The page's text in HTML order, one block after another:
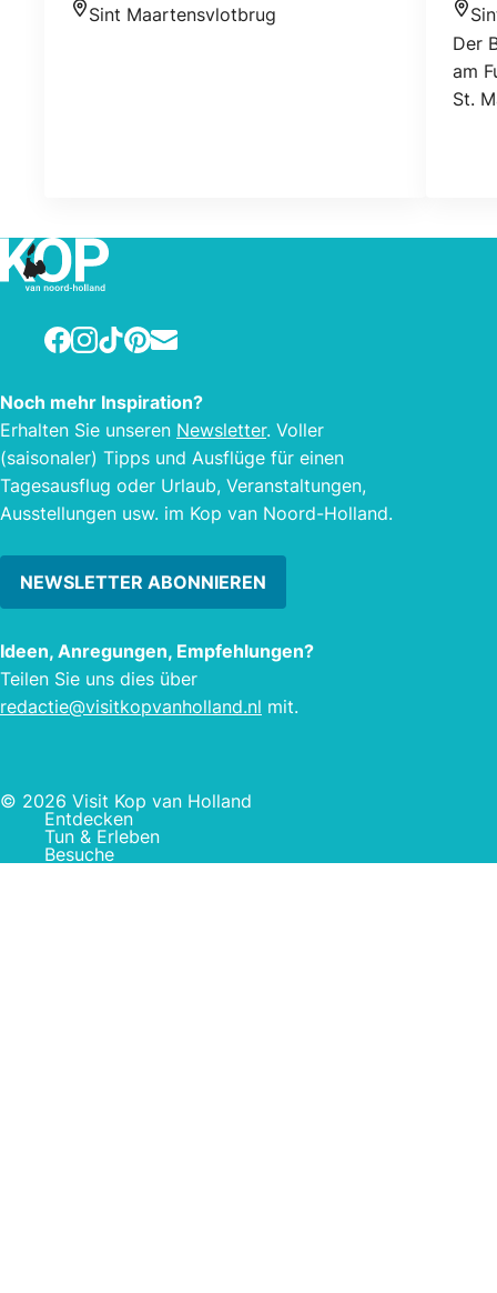
Sint Maartensvlotbrug
Der
am
St.
Facebook
Instagram
TikTokPinterest
E-mail
Noch mehr Inspiration?
Erhalten Sie unseren Newsletter. Voller
(saisonaler) Tipps und Ausflüge für einen
Tagesausflug oder Urlaub, Veranstaltungen,
Ausstellungen usw. im Kop van Noord-Holland.
NEWSLETTER ABONNIEREN
Ideen, Anregungen, Empfehlungen?
Teilen Sie uns dies über
redactie@visitkopvanholland.nl mit.
© 2026 Visit Kop van Holland
Entdecken
Tun & Erleben
Besuche